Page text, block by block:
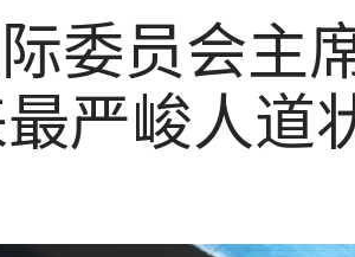
委员会主
严峻人道